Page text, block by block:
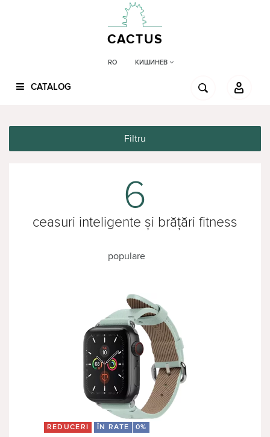
CACTUS
RO КИШИНЕВ
CATALOG
6
ceasuri inteligente și brățări fitness
REDUCERI ÎN RATE 0%
Filtru